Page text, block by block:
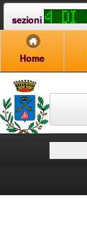
sezioni
Home